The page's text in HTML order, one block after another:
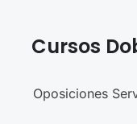
Cursos
Oposiciones